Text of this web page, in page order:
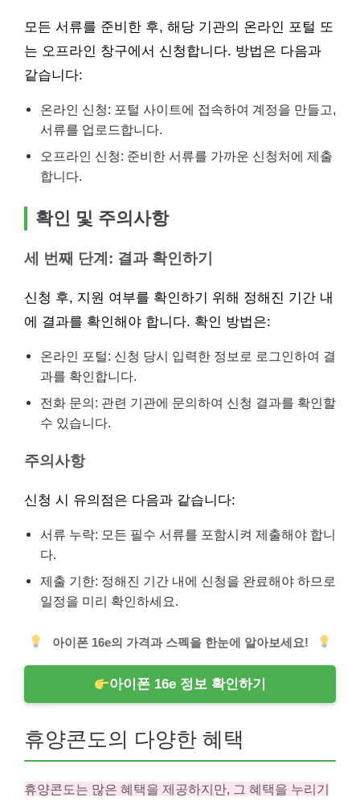
모든 서류를 준비한 후, 해당 기관의 온라인 포털 또
는 오프라인 창구에서 신청합니다. 방법은 다음과
같습니다:
온라인 신청: 포털 사이트에 접속하여 계정을 만들고,
서류를 업로드합니다.
오프라인 신청: 준비한 서류를 가까운 신청처에 제출
합니다.
확인 및 주의사항
세 번째 단계: 결과 확인하기
신청 후, 지원 여부를 확인하기 위해 정해진 기간 내
에 결과를 확인해야 합니다. 확인 방법은:
온라인 포털: 신청 당시 입력한 정보로 로그인하여 결
과를 확인합니다.
전화 문의: 관련 기관에 문의하여 신청 결과를 확인할
수 있습니다.
주의사항
신청 시 유의점은 다음과 같습니다:
서류 누락: 모든 필수 서류를 포함시켜 제출해야 합니
다.
제출 기한: 정해진 기간 내에 신청을 완료해야 하므로
일정을 미리 확인하세요.
아이폰 16e의 가격과 스펙을 한눈에 알아보세요!
아이폰 16e 정보 확인하기
휴양콘도의 다양한 혜택
휴양콘도는 많은 혜택을 제공하지만, 그 혜택을 누리기